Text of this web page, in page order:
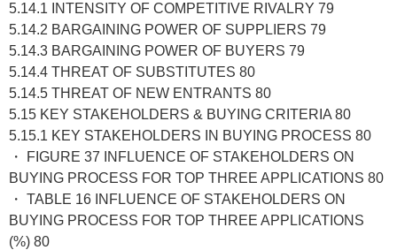
5.14.1 INTENSITY OF COMPETITIVE RIVALRY 79
5.14.2 BARGAINING POWER OF SUPPLIERS 79
5.14.3 BARGAINING POWER OF BUYERS 79
5.14.4 THREAT OF SUBSTITUTES 80
5.14.5 THREAT OF NEW ENTRANTS 80
5.15 KEY STAKEHOLDERS & BUYING CRITERIA 80
5.15.1 KEY STAKEHOLDERS IN BUYING PROCESS 80
・ FIGURE 37 INFLUENCE OF STAKEHOLDERS ON
BUYING PROCESS FOR TOP THREE APPLICATIONS 80
・ TABLE 16 INFLUENCE OF STAKEHOLDERS ON
BUYING PROCESS FOR TOP THREE APPLICATIONS
(%) 80